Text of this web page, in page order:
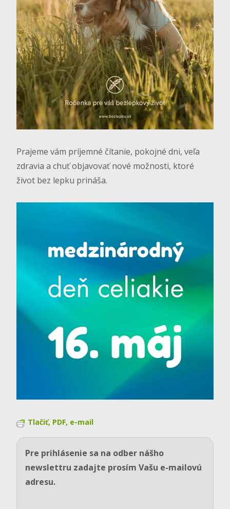
Prajeme vám príjemné čítanie, pokojné dni, veľa
zdravia a chuť objavovať nové možnosti, ktoré
život bez lepku prináša.
Tlačiť, PDF, e-mail
Pre prihlásenie sa na odber nášho
newslettru zadajte prosím Vašu e-mailovú
adresu.